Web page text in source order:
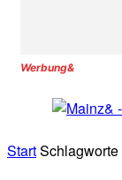
Werbung&
StartSchlagworte